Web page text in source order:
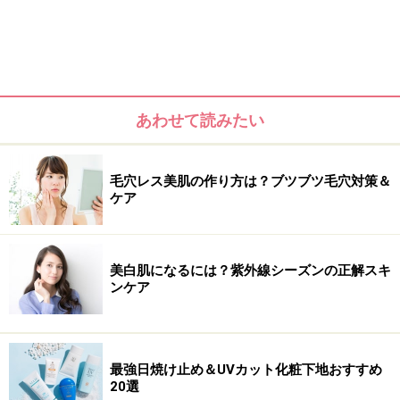
あわせて読みたい
毛穴レス美肌の作り方は？ブツブツ毛穴対策＆
ケア
美白肌になるには？紫外線シーズンの正解スキ
ンケア
最強日焼け止め＆UVカット化粧下地おすすめ
20選